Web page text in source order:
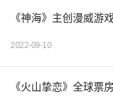
《神海》主创漫威游
2022-09-10
《火山挚恋》全球票